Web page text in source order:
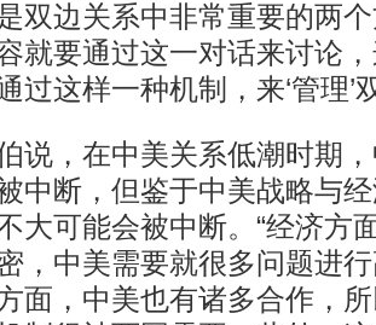
双边关系中非常重要的两
就要通过这一对话来讨论
过这样一种机制，来‘管理’
，在中美关系低潮时期，
中断，但鉴于中美战略与
大可能会被中断。“经济方
，中美需要就很多问题进
面，中美也有诸多合作，